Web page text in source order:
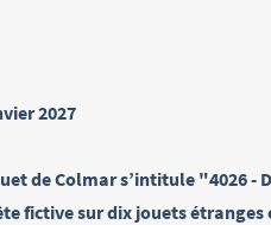
2027
de Colmar s’intitule "4026 -
fictive sur dix jouets